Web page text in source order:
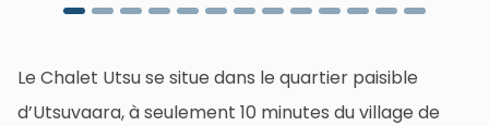
Le Chalet Utsu se situe dans le quartier paisible
d’Utsuvaara, à seulement 10 minutes du village de